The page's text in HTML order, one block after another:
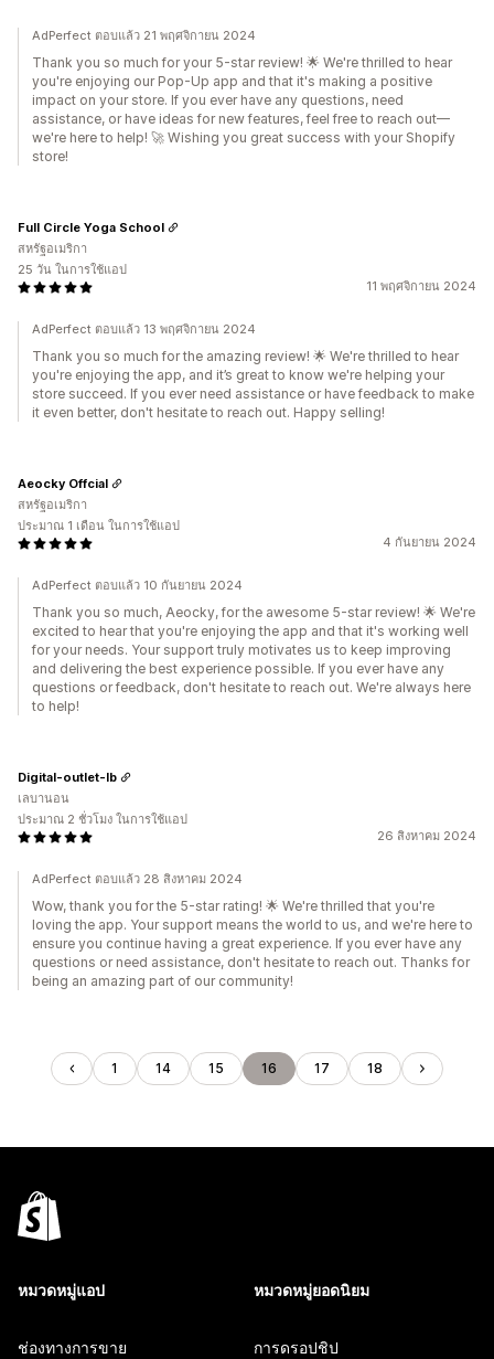
AdPerfect ตอบแล้ว 21 พฤศจิกายน 2024
Thank you so much for your 5-star review! 🌟 We're thrilled to hear
you're enjoying our Pop-Up app and that it's making a positive
impact on your store. If you ever have any questions, need
assistance, or have ideas for new features, feel free to reach out—
we're here to help! 🚀 Wishing you great success with your Shopify
store!
11 พฤศจิกายน 2024
Full Circle Yoga School
สหรัฐอเมริกา
25 วัน ในการใช้แอป
AdPerfect ตอบแล้ว 13 พฤศจิกายน 2024
Thank you so much for the amazing review! 🌟 We're thrilled to hear
you're enjoying the app, and it’s great to know we're helping your
store succeed. If you ever need assistance or have feedback to make
it even better, don't hesitate to reach out. Happy selling!
4 กันยายน 2024
Aeocky Offcial
สหรัฐอเมริกา
ประมาณ 1 เดือน ในการใช้แอป
AdPerfect ตอบแล้ว 10 กันยายน 2024
Thank you so much, Aeocky, for the awesome 5-star review! 🌟 We're
excited to hear that you're enjoying the app and that it's working well
for your needs. Your support truly motivates us to keep improving
and delivering the best experience possible. If you ever have any
questions or feedback, don't hesitate to reach out. We're always here
to help!
26 สิงหาคม 2024
Digital-outlet-lb
เลบานอน
ประมาณ 2 ชั่วโมง ในการใช้แอป
AdPerfect ตอบแล้ว 28 สิงหาคม 2024
Wow, thank you for the 5-star rating! 🌟 We're thrilled that you're
loving the app. Your support means the world to us, and we're here to
ensure you continue having a great experience. If you ever have any
questions or need assistance, don't hesitate to reach out. Thanks for
being an amazing part of our community!
1 14 15 16 17 18
หมวดหมู่แอป
ช่องทางการขาย
หมวดหมู่ยอดนิยม
การดรอปชิป